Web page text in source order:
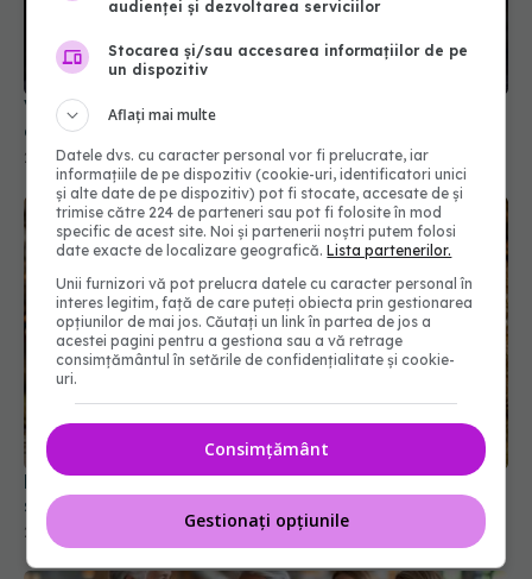
Vin, bere sau tărie? Decizia care îți influențează
direct longevitatea
22 mai 2026, 16:39
De ce trăim mai mult, dar nu mai bine? Anii în plus
sunt petrecuți cu boli și dizabilități
22 iul 2026, 15:55
audienței și dezvoltarea serviciilor
Stocarea și/sau accesarea informațiilor de pe
un dispozitiv
Aflați mai multe
Datele dvs. cu caracter personal vor fi prelucrate, iar
informațiile de pe dispozitiv (cookie-uri, identificatori unici
și alte date de pe dispozitiv) pot fi stocate, accesate de și
trimise către 224 de parteneri sau pot fi folosite în mod
specific de acest site. Noi și partenerii noștri putem folosi
date exacte de localizare geografică.Lista partenerilor.
Unii furnizori vă pot prelucra datele cu caracter personal în
interes legitim, față de care puteți obiecta prin gestionarea
opțiunilor de mai jos. Căutați un link în partea de jos a
acestei pagini pentru a gestiona sau a vă retrage
consimțământul în setările de confidențialitate și cookie-
uri.
Consimțământ
Gestionați opțiunile